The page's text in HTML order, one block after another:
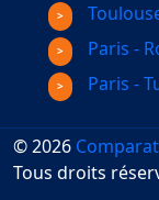
Paris -
Paris -
© 2026
Tous droits